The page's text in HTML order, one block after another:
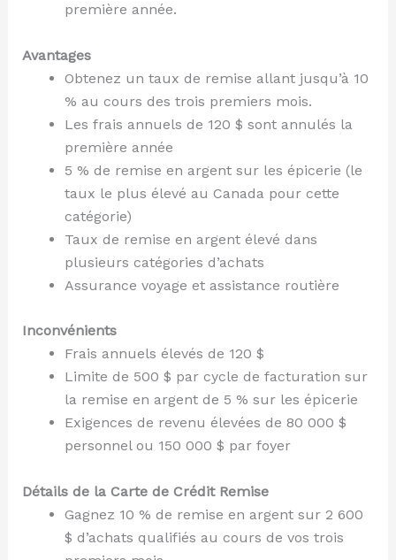
première année.
Avantages
Obtenez un taux de remise allant jusqu’à 10
% au cours des trois premiers mois.
Les frais annuels de 120 $ sont annulés la
première année
5 % de remise en argent sur les épicerie (le
taux le plus élevé au Canada pour cette
catégorie)
Taux de remise en argent élevé dans
plusieurs catégories d’achats
Assurance voyage et assistance routière
Inconvénients
Frais annuels élevés de 120 $
Limite de 500 $ par cycle de facturation sur
la remise en argent de 5 % sur les épicerie
Exigences de revenu élevées de 80 000 $
personnel ou 150 000 $ par foyer
Détails de la Carte de Crédit Remise
Gagnez 10 % de remise en argent sur 2 600
$ d’achats qualifiés au cours de vos trois